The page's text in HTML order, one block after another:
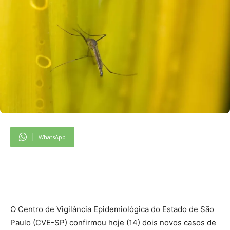
WhatsApp
O Centro de Vigilância Epidemiológica do Estado de São
Paulo (CVE-SP) confirmou hoje (14) dois novos casos de